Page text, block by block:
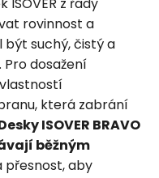
rovinnost a
být suchý, čistý a
dosažení
která zabrání
ISOVER BRAVO
běžným
přesnost, aby